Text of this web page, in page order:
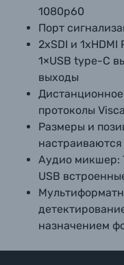
1080p60
Порт
2xSDI и 1xHDMI
1×USB type-C
выходы
протоколы
Размеры и
настраиваются
Аудио микшер:
USB
назначением